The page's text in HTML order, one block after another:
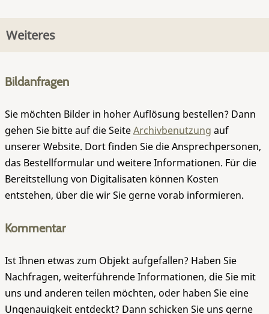
Weiteres
Bildanfragen
Sie möchten Bilder in hoher Auflösung bestellen? Dann
gehen Sie bitte auf die SeiteArchivbenutzung auf
unserer Website. Dort finden Sie die Ansprechpersonen,
das Bestellformular und weitere Informationen. Für die
Bereitstellung von Digitalisaten können Kosten
entstehen, über die wir Sie gerne vorab informieren.
Kommentar
Ist Ihnen etwas zum Objekt aufgefallen? Haben Sie
Nachfragen, weiterführende Informationen, die Sie mit
uns und anderen teilen möchten, oder haben Sie eine
Ungenauigkeit entdeckt? Dann schicken Sie uns gerne